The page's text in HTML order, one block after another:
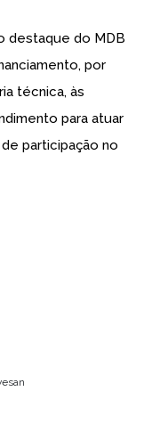
destaque do MDB
por
técnica, às
para atuar
participação no